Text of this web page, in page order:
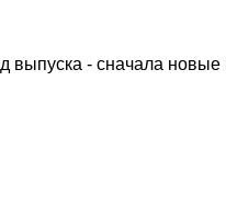
выпуска - сначала новые